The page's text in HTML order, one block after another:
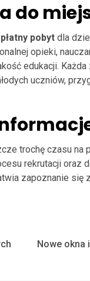
do
pobyt dla
opieki,
edukacji.
uczniów,
trochę czasu na
rekrutacji oraz
zapoznanie się
Nowe okna